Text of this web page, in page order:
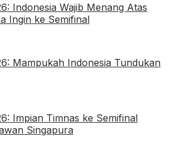
Indonesia Wajib Menang Atas
Ingin ke Semifinal
Mampukah Indonesia Tundukan
Impian Timnas ke Semifinal
Singapura